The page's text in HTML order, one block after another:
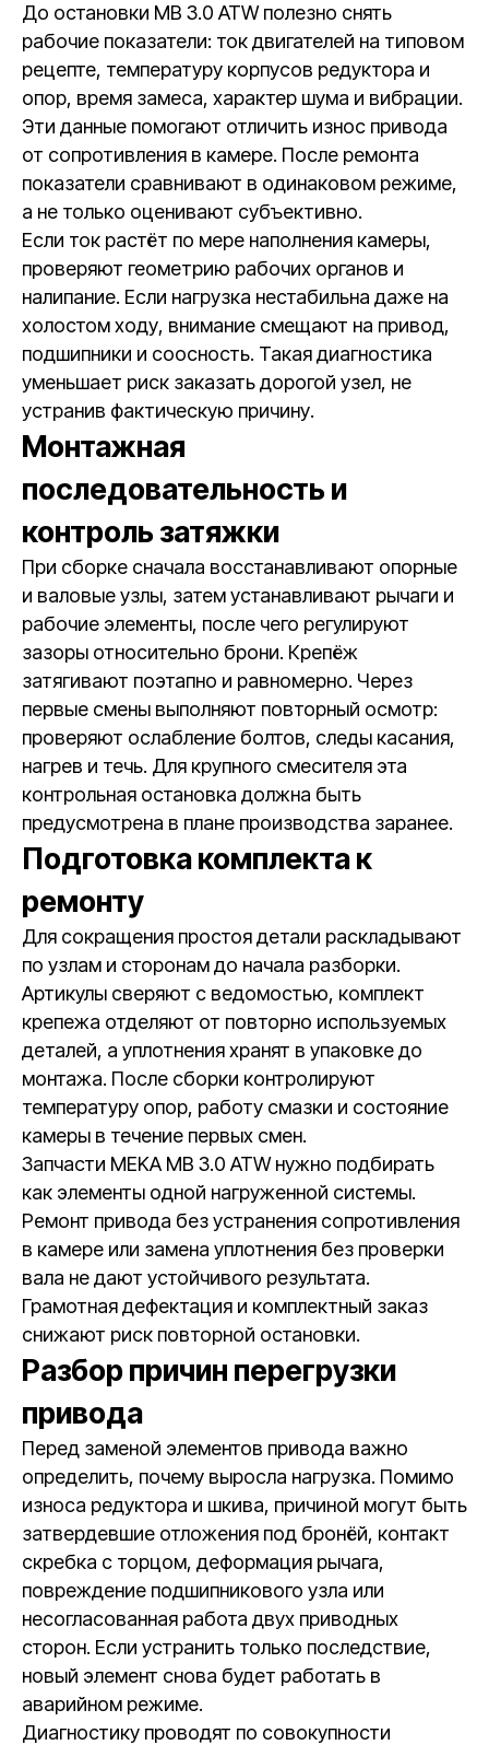
До остановки MB 3.0 ATW полезно снять
рабочие показатели: ток двигателей на типовом
рецепте, температуру корпусов редуктора и
опор, время замеса, характер шума и вибрации.
Эти данные помогают отличить износ привода
от сопротивления в камере. После ремонта
показатели сравнивают в одинаковом режиме,
а не только оценивают субъективно.
Если ток растёт по мере наполнения камеры,
проверяют геометрию рабочих органов и
налипание. Если нагрузка нестабильна даже на
холостом ходу, внимание смещают на привод,
подшипники и соосность. Такая диагностика
уменьшает риск заказать дорогой узел, не
устранив фактическую причину.
Монтажная
последовательность и
контроль затяжки
При сборке сначала восстанавливают опорные
и валовые узлы, затем устанавливают рычаги и
рабочие элементы, после чего регулируют
зазоры относительно брони. Крепёж
затягивают поэтапно и равномерно. Через
первые смены выполняют повторный осмотр:
проверяют ослабление болтов, следы касания,
нагрев и течь. Для крупного смесителя эта
контрольная остановка должна быть
предусмотрена в плане производства заранее.
Подготовка комплекта к
ремонту
Для сокращения простоя детали раскладывают
по узлам и сторонам до начала разборки.
Артикулы сверяют с ведомостью, комплект
крепежа отделяют от повторно используемых
деталей, а уплотнения хранят в упаковке до
монтажа. После сборки контролируют
температуру опор, работу смазки и состояние
камеры в течение первых смен.
Запчасти MEKA MB 3.0 ATW нужно подбирать
как элементы одной нагруженной системы.
Ремонт привода без устранения сопротивления
в камере или замена уплотнения без проверки
вала не дают устойчивого результата.
Грамотная дефектация и комплектный заказ
снижают риск повторной остановки.
Разбор причин перегрузки
привода
Перед заменой элементов привода важно
определить, почему выросла нагрузка. Помимо
износа редуктора и шкива, причиной могут быть
затвердевшие отложения под бронёй, контакт
скребка с торцом, деформация рычага,
повреждение подшипникового узла или
несогласованная работа двух приводных
сторон. Если устранить только последствие,
новый элемент снова будет работать в
аварийном режиме.
Диагностику проводят по совокупности